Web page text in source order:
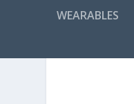
WEARABLES